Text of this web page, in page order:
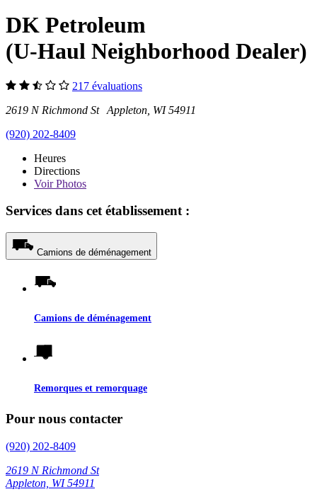
DK Petroleum
(U-Haul Neighborhood Dealer)
217 évaluations
2619 N Richmond St Appleton, WI 54911
(920) 202-8409
Heures
Directions
VoirPhotos
Services dans cet établissement :
Camions de déménagement
Camions de déménagement
Remorques et remorquage
Pour nous contacter
(920) 202-8409
2619 N Richmond St
Appleton, WI 54911